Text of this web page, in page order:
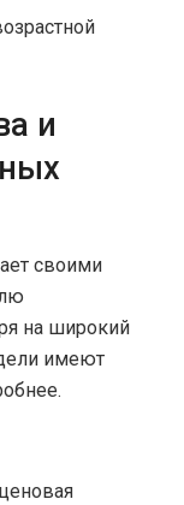
и
своими
на широкий
имеют